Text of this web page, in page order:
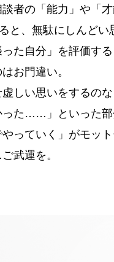
者の「能力」や「
と、無駄にしんど
った自分」を評価す
お門違い。
虚しい思いをするの
た……」といった部
やっていく」がモッ
武運を。